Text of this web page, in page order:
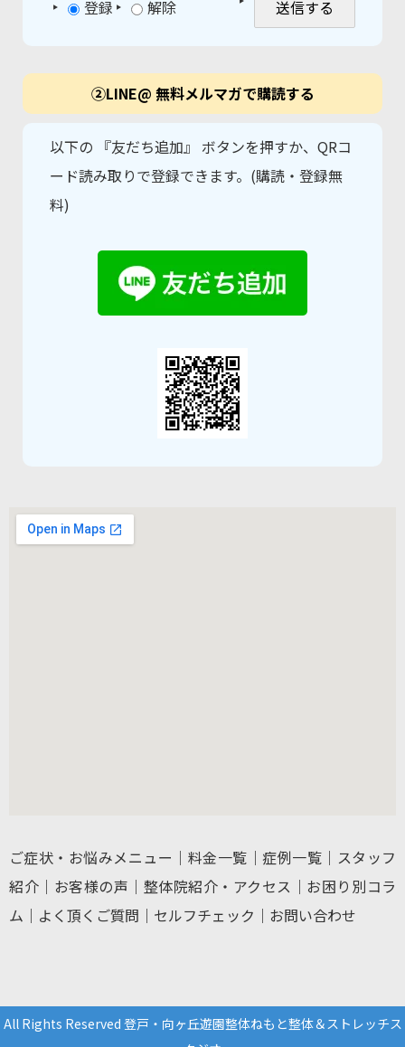
登録 解除
②LINE@ 無料メルマガで購読する
以下の 『友だち追加』 ボタンを押すか、QRコ
ード読み取りで登録できます。(購読・登録無
料)
ご症状・お悩みメニュー ｜ 料金一覧 ｜症例一覧 ｜ スタッフ
紹介 ｜ お客様の声 ｜ 整体院紹介・アクセス ｜ お困り別コラ
ム ｜ よく頂くご質問 ｜ セルフチェック ｜ お問い合わせ
All Rights Reserved 登戸・向ヶ丘遊園整体ねもと整体＆ストレッチス